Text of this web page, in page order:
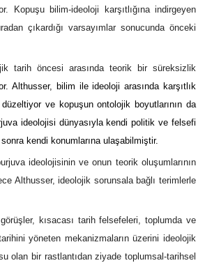
bilim-ideoloji karşıtlığına indirgeyen
çıkardığı varsayımlar sonucunda önceki
tarih öncesi arasında teorik bir süreksizlik
Althusser, bilim ile ideoloji arasında karşıtlık
ve kopuşun ontolojik boyutlarının da
ideolojisi dünyasıyla kendi politik ve felsefi
kendi konumlarına ulaşabilmiştir.
ideolojisinin ve onun teorik oluşumlarının
Althusser, ideolojik sorunsala bağlı terimlerle
kısacası tarih felsefeleri, toplumda ve
yöneten mekanizmaların üzerini ideolojik
olan bir rastlantıdan ziyade toplumsal-tarihsel